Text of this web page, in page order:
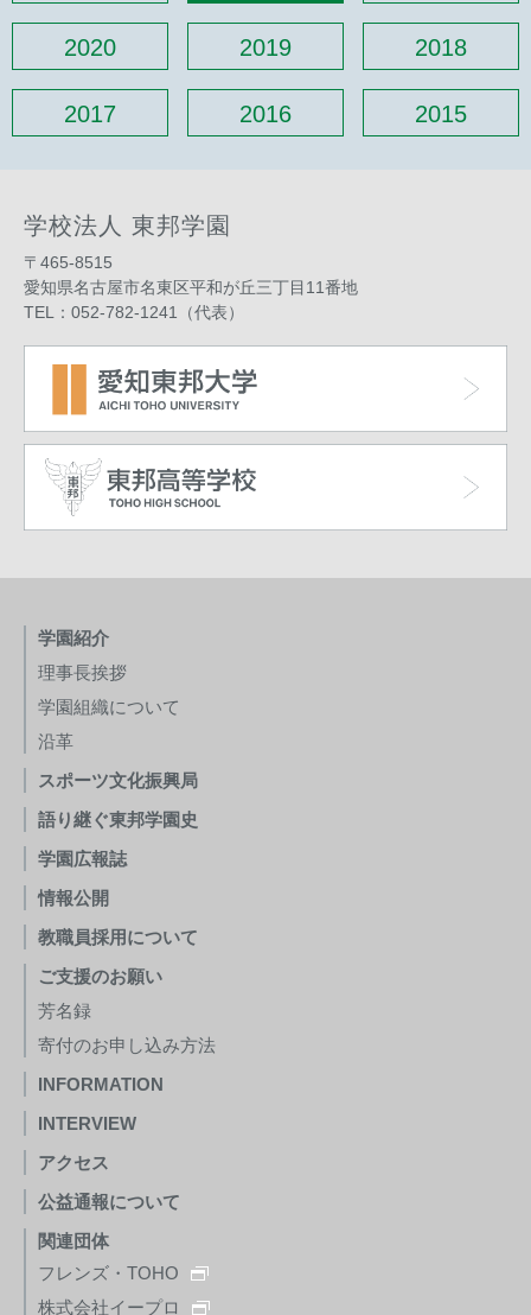
2020 2019 2018
2017 2016 2015
学校法人 東邦学園
〒465-8515
愛知県名古屋市名東区平和が丘三丁目11番地
TEL：052-782-1241（代表）
学園紹介
理事長挨拶
学園組織について
沿革
スポーツ文化振興局
語り継ぐ東邦学園史
学園広報誌
情報公開
教職員採用について
ご支援のお願い
芳名録
寄付のお申し込み方法
INFORMATION
INTERVIEW
アクセス
公益通報について
関連団体
フレンズ・TOHO
株式会社イープロ